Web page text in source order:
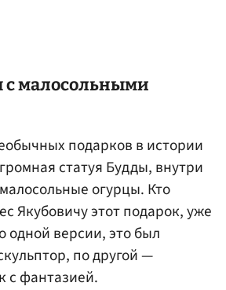
с малосольными
подарков в истории
статуя Будды, внутри
огурцы. Кто
Якубовичу этот подарок, уже
одной версии, это был
по другой —
с фантазией.